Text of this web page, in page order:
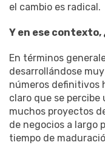
el cambio es radical.
Y en ese
En términos
desarrollándose
números definitivos
claro que se
muchos proyectos
de negocios a largo
tiempo de